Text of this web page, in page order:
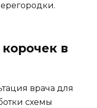
в
врача для
схемы